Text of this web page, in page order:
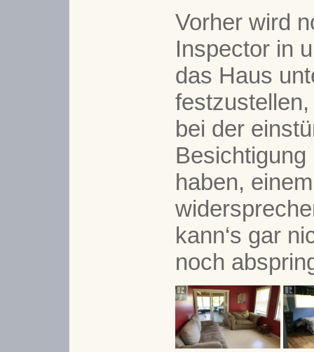
Vorher wird
Inspector in
das Haus
bei der
haben,
kann‘s gar
noch